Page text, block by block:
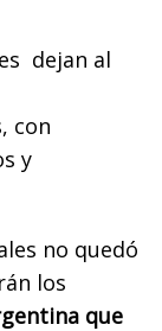
dejan al
con
y
no quedó
los
que